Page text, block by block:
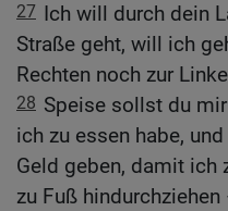
27 Ich will durch dein
Straße geht, will ich
Rechten noch zur
28 Speise sollst du
ich zu essen habe,
Geld geben, damit ich
zu Fuß hindurchziehen